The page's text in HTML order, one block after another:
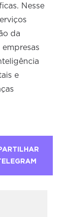
Nesse
da
e